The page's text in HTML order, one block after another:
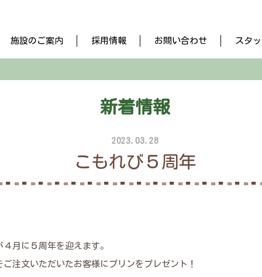
施設のご案内 採用情報 お問い合わせ スタ
新着情報
2023.03.28
こもれび５周年
月に５周年を迎えます。
注文いただいたお客様にプリンをプレゼント！